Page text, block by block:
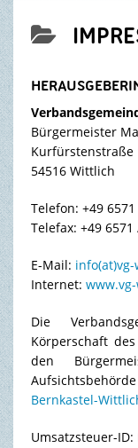
BILDUNG &

Bürgermeister
Kurfürstenstraße
54516 Wittlich
Telefon: +49
Telefax: +49
E-Mail:
Internet:
Die
Körperschaft
den
Bernkastel-
Umsatzsteuer-ID: